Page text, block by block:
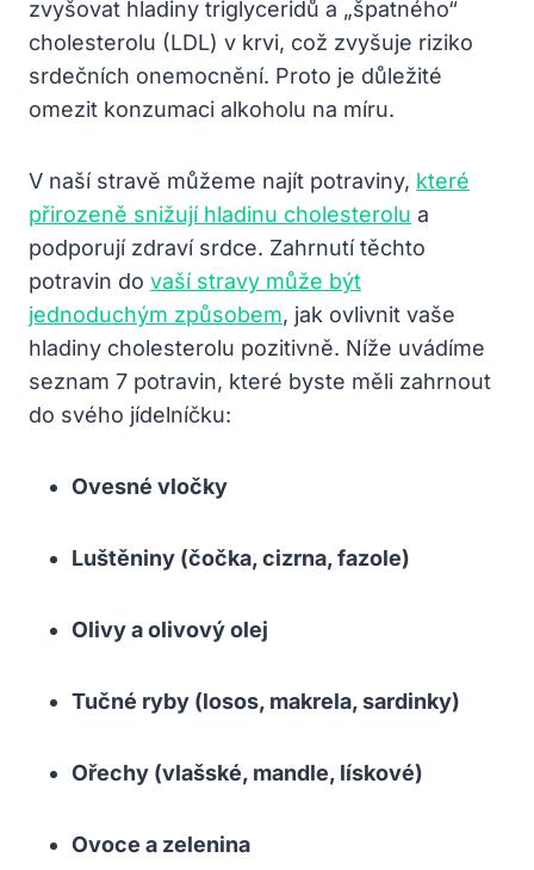
zvyšovat hladiny triglyceridů a „špatného“
cholesterolu (LDL) v krvi, což zvyšuje riziko
srdečních onemocnění. Proto je důležité
omezit konzumaci alkoholu na míru.
V naší stravě můžeme najít potraviny, které
přirozeně snižují hladinu cholesterolu a
podporují zdraví srdce. Zahrnutí těchto
potravin do vaší stravy může být
jednoduchým způsobem, jak ovlivnit vaše
hladiny cholesterolu pozitivně. Níže uvádíme
seznam 7 potravin, které byste měli zahrnout
do svého jídelníčku:
Ovesné vločky
Luštěniny (čočka, cizrna, fazole)
Olivy a olivový olej
Tučné ryby (losos, makrela, sardinky)
Ořechy (vlašské, mandle, lískové)
Ovoce a zelenina